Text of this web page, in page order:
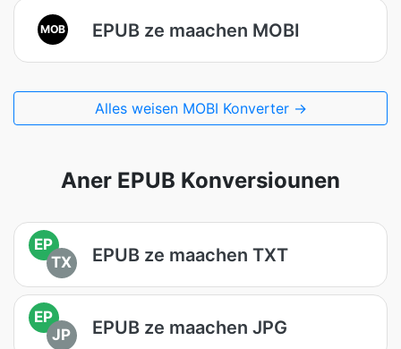
MOB EPUB ze maachen MOBI
Alles weisen MOBI Konverter →
Aner EPUB Konversiounen
EP
TX
EPUB ze maachen TXT
EP
JP
EPUB ze maachen JPG